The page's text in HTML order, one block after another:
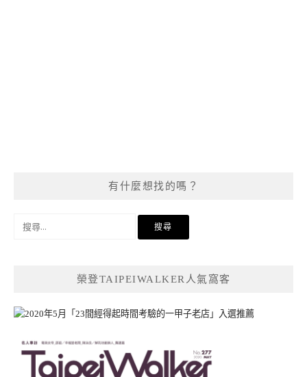
有什麼想找的嗎？
榮登TAIPEIWALKER人氣窩客